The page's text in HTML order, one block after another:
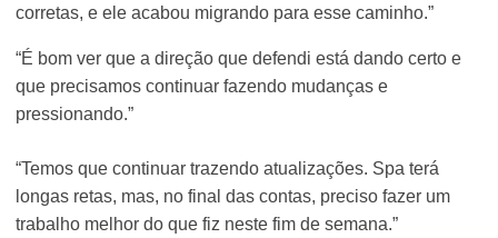
corretas, e ele acabou migrando para esse caminho.”
“É bom ver que a direção que defendi está dando certo e
que precisamos continuar fazendo mudanças e
pressionando.”
“Temos que continuar trazendo atualizações. Spa terá
longas retas, mas, no final das contas, preciso fazer um
trabalho melhor do que fiz neste fim de semana.”